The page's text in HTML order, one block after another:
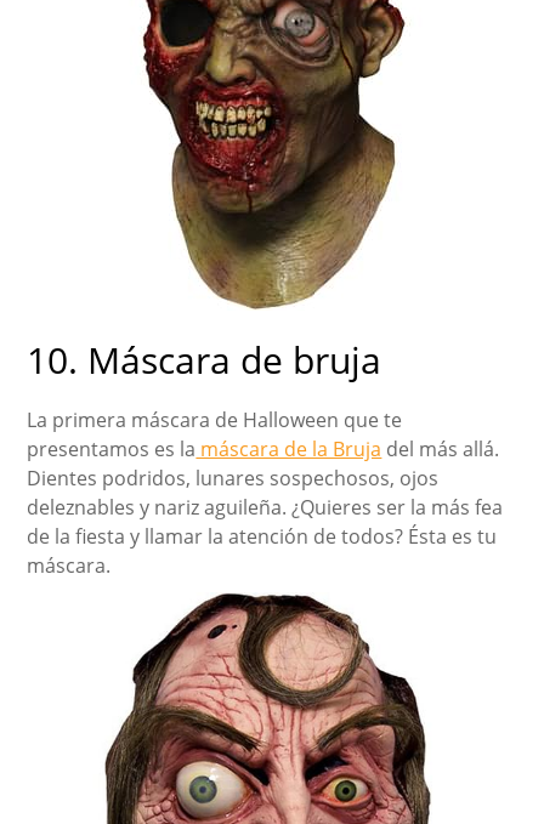
10. Máscara de bruja
La primera máscara de Halloween que te
presentamos es la máscara de la Bruja del más allá.
Dientes podridos, lunares sospechosos, ojos
deleznables y nariz aguileña. ¿Quieres ser la más fea
de la fiesta y llamar la atención de todos? Ésta es tu
máscara.